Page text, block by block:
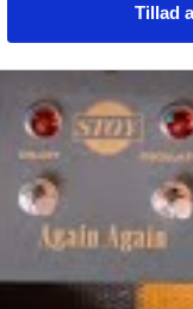
Tillad